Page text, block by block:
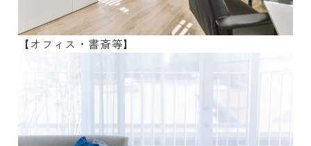
【オフィス・書斎等】